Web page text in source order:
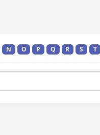
N O P Q R S T